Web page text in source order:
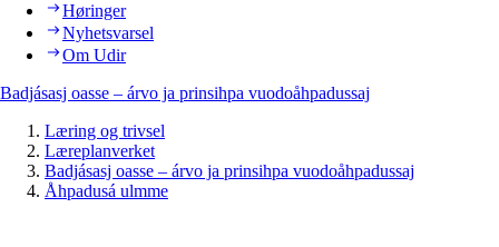
Høringer
Nyhetsvarsel
Om Udir
Badjásasj oasse – árvo ja prinsihpa vuodoåhpadussaj
Læring og trivsel
Læreplanverket
Badjásasj oasse – árvo ja prinsihpa vuodoåhpadussaj
Åhpadusá ulmme